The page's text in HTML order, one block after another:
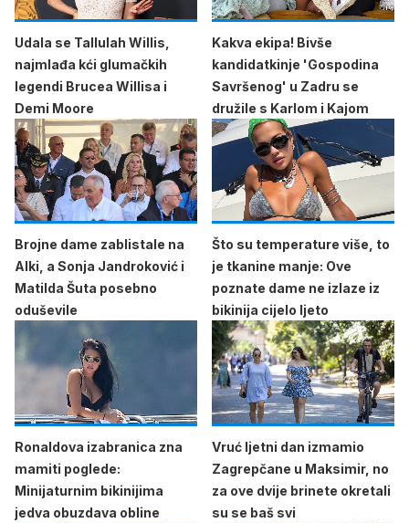
Udala se Tallulah Willis,
najmlađa kći glumačkih
legendi Brucea Willisa i
Demi Moore
Kakva ekipa! Bivše
kandidatkinje 'Gospodina
Savršenog' u Zadru se
družile s Karlom i Kajom
Brojne dame zablistale na
Alki, a Sonja Jandroković i
Matilda Šuta posebno
oduševile
Što su temperature više, to
je tkanine manje: Ove
poznate dame ne izlaze iz
bikinija cijelo ljeto
Ronaldova izabranica zna
mamiti poglede:
Minijaturnim bikinijima
jedva obuzdava obline
Vruć ljetni dan izmamio
Zagrepčane u Maksimir, no
za ove dvije brinete okretali
su se baš svi